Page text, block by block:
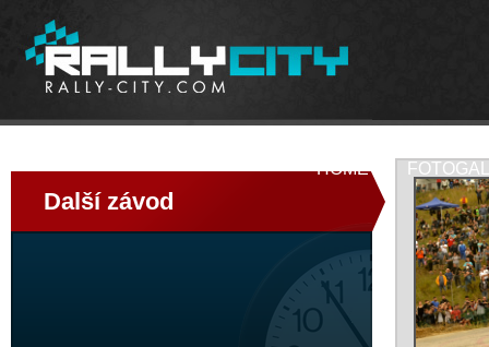
HOME
Další závod